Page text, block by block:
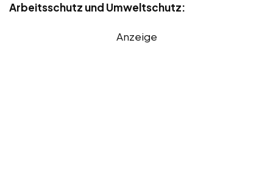
Arbeitsschutz und Umweltschutz:
Anzeige